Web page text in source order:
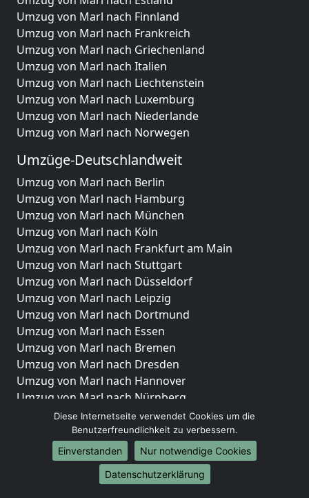
Umzug von Marl nach Finnland
Umzug von Marl nach Frankreich
Umzug von Marl nach Griechenland
Umzug von Marl nach Italien
Umzug von Marl nach Liechtenstein
Umzug von Marl nach Luxemburg
Umzug von Marl nach Niederlande
Umzug von Marl nach Norwegen
Umzüge-Deutschlandweit
Umzug von Marl nach Berlin
Umzug von Marl nach Hamburg
Umzug von Marl nach München
Umzug von Marl nach Köln
Umzug von Marl nach Frankfurt am Main
Umzug von Marl nach Stuttgart
Umzug von Marl nach Düsseldorf
Umzug von Marl nach Leipzig
Umzug von Marl nach Dortmund
Umzug von Marl nach Essen
Umzug von Marl nach Bremen
Umzug von Marl nach Dresden
Umzug von Marl nach Hannover
Umzug von Marl nach Nürnberg
Umzug von Marl nach Duisburg
Umzug von Marl nach Bochum
Umzug von Marl nach Wuppertal
Umzug von Marl nach Bielefeld
Umzug von Marl nach Bonn
Diese Internetseite verwendet Cookies um die
Benutzerfreundlichkeit zu verbessern.
Einverstanden
Nur notwendige Cookies
Datenschutzerklärung